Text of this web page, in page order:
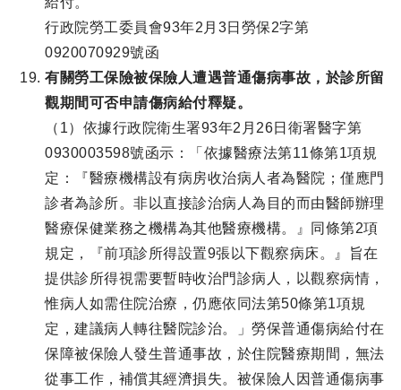
行政院勞工委員會93年2月3日勞保2字第
0920070929號函
有關勞工保險被保險人遭遇普通傷病事故，於診所留
觀期間可否申請傷病給付釋疑。
（1）依據行政院衛生署93年2月26日衛署醫字第
0930003598號函示：「依據醫療法第11條第1項規
定：『醫療機構設有病房收治病人者為醫院；僅應門
診者為診所。非以直接診治病人為目的而由醫師辦理
醫療保健業務之機構為其他醫療機構。』同條第2項
規定，『前項診所得設置9張以下觀察病床。』旨在
提供診所得視需要暫時收治門診病人，以觀察病情，
惟病人如需住院治療，仍應依同法第50條第1項規
定，建議病人轉往醫院診治。」勞保普通傷病給付在
保障被保險人發生普通事故，於住院醫療期間，無法
從事工作，補償其經濟損失。被保險人因普通傷病事